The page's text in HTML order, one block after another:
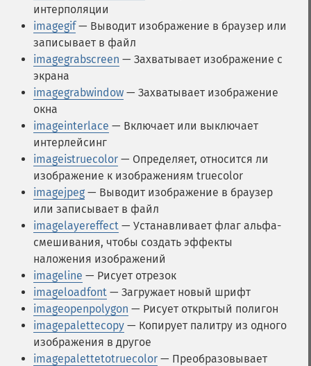
интерполяции
imagegif— Выводит изображение в браузер или
записывает в файл
imagegrabscreen — Захватывает изображение с
экрана
imagegrabwindow — Захватывает изображение
окна
imageinterlace — Включает или выключает
интерлейсинг
imageistruecolor — Определяет, относится ли
изображение к изображениям truecolor
imagejpeg — Выводит изображение в браузер
или записывает в файл
imagelayereffect — Устанавливает флаг альфа-
смешивания, чтобы создать эффекты
наложения изображений
imageline — Рисует отрезок
imageloadfont — Загружает новый шрифт
imageopenpolygon — Рисует открытый полигон
imagepalettecopy — Копирует палитру из одного
изображения в другое
imagepalettetotruecolor — Преобразовывает